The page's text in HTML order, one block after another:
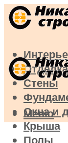
Отделка
Стены
Окна и
Крыша
Полы
Меню